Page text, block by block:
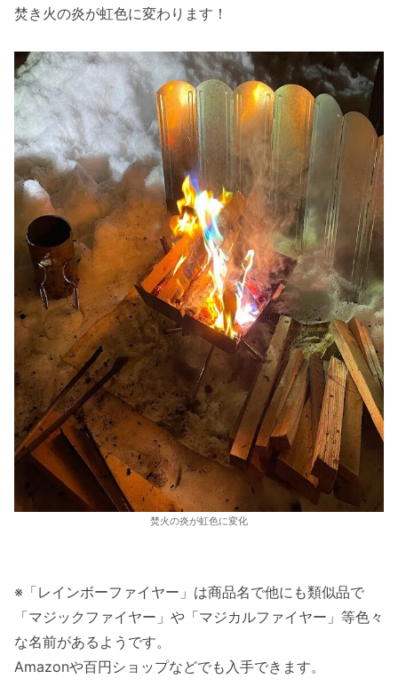
焚き火の炎が虹色に変わります！
焚火の炎が虹色に変化
※「レインボーファイヤー」は商品名で他にも類似品で
「マジックファイヤー」や「マジカルファイヤー」等色々
な名前があるようです。
Amazonや百円ショップなどでも入手できます。